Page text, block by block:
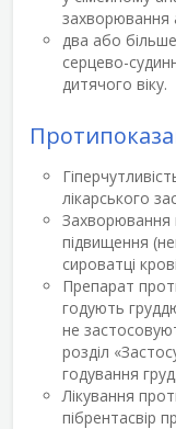
захворювання
два або
серцево-
дитячого віку.
лікарського
Захворювання
підвищення
сироватці
Препарат
годують
не
розділ
годування
Лікування
пібрентасвір